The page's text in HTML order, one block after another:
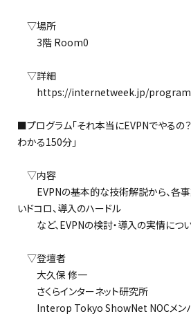
▽場所
3階 Room0
▽詳細
https://internetweek.jp/
■プログラム「それ本当にEVPNでやる
わかる150分」
▽内容
EVPNの基本的な技術解説から、各事
いドコロ、導入のハードル
など、EVPNの検討・導入の実情につい
▽登壇者
大久保 修一
さくらインターネット研究所
Interop Tokyo ShowNet NOCメン